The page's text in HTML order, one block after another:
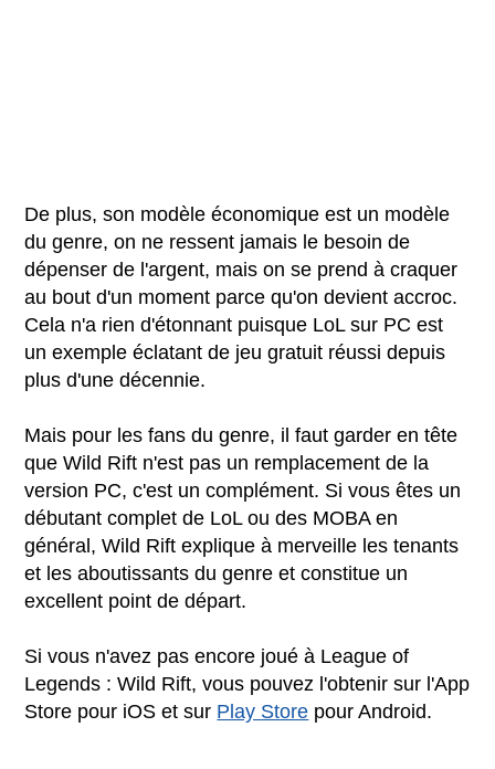
De plus, son modèle économique est un modèle
du genre, on ne ressent jamais le besoin de
dépenser de l'argent, mais on se prend à craquer
au bout d'un moment parce qu'on devient accroc.
Cela n'a rien d'étonnant puisque LoL sur PC est
un exemple éclatant de jeu gratuit réussi depuis
plus d'une décennie.
Mais pour les fans du genre, il faut garder en tête
que Wild Rift n'est pas un remplacement de la
version PC, c'est un complément. Si vous êtes un
débutant complet de LoL ou des MOBA en
général, Wild Rift explique à merveille les tenants
et les aboutissants du genre et constitue un
excellent point de départ.
Si vous n'avez pas encore joué à League of
Legends : Wild Rift, vous pouvez l'obtenir sur l'App
Store pour iOS et sur Play Store pour Android.